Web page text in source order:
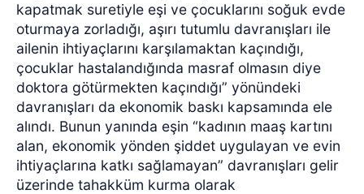
kapatmak suretiyle eşi ve çocuklarını soğuk evde
oturmaya zorladığı, aşırı tutumlu davranışları ile
ailenin ihtiyaçlarını karşılamaktan kaçındığı,
çocuklar hastalandığında masraf olmasın diye
doktora götürmekten kaçındığı” yönündeki
davranışları da ekonomik baskı kapsamında ele
alındı. Bunun yanında eşin “kadının maaş kartını
alan, ekonomik yönden şiddet uygulayan ve evin
ihtiyaçlarına katkı sağlamayan” davranışları gelir
üzerinde tahakküm kurma olarak